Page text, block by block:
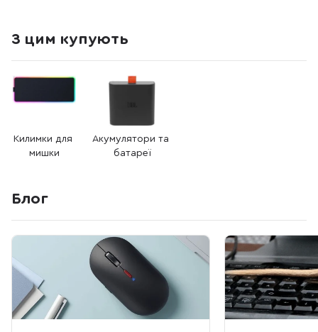
З цим купують
Килимки для
мишки
Акумулятори та
батареї
Блог